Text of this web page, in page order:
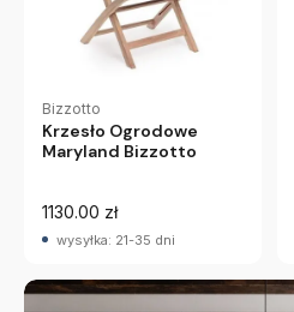
Bizzotto
Krzesło Ogrodowe
Maryland Bizzotto
1130.00 zł
wysyłka: 21-35 dni